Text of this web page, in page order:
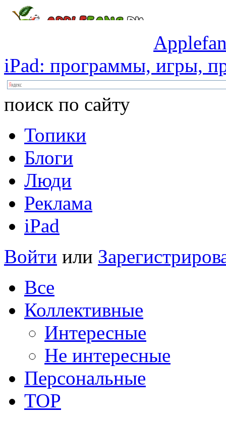
iPad: программы, игры,
поиск по сайту
Топики
Блоги
Люди
Реклама
iPad
Войти или
Все
Коллективные
Интересные
Не интересные
Персональные
TOP